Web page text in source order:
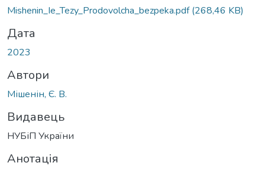
Mishenin_Ie_Tezy_Prodovolcha_bezpeka.pdf(268,46 KB)
Дата
2023
Автори
Мішенін, Є. В.
Видавець
НУБіП України
Анотація